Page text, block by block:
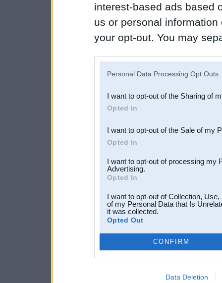
interest-based ads based
us or personal
your opt-out. You may
Downstream Participants
third parties.
Personal Data Processing Opt Outs
I want to opt-out of the Sharing of
Opted In
I want to opt-out of the Sale of my
Opted In
I want to opt-out of processing my
Advertising.
Opted In
I want to opt-out of Collection,
of my Personal Data that Is
it was collected.
Opted Out
CONFIRM
Data Deletion